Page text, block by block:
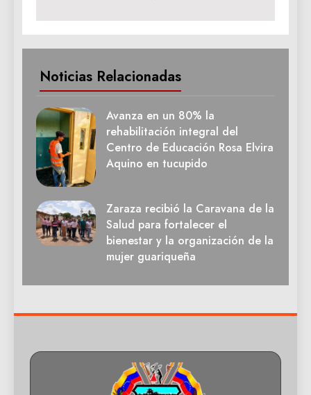
Noticias Relacionadas
Avanza en un 80% la
rehabilitación integral del
Centro de Educación Rosa Elvira
Aquino en tucupido
Zaraza recibió la Caravana de la
Salud para fortalecer el
bienestar y la organización de la
mujer guariqueña